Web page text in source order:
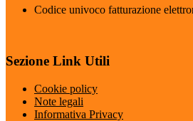
Codice univoco fatturazione
Sezione Link Utili
Cookie policy
Note legali
Informativa Privacy